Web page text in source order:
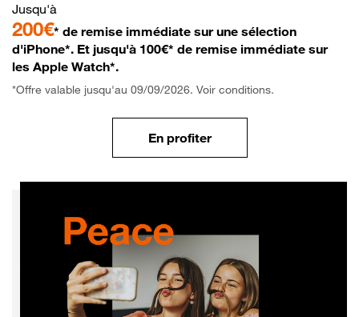
Jusqu'à
200€* de remise immédiate sur une sélection
d'iPhone*. Et jusqu'à 100€* de remise immédiate sur
les Apple Watch*.
*Offre valable jusqu'au 09/09/2026. Voir conditions.
En profiter